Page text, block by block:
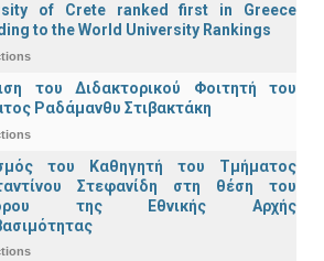
of Crete ranked first in Greece
to the World University Rankings
του Διδακτορικού Φοιτητή του
Ραδάμανθυ Στιβακτάκη
του Καθηγητή του Τμήματος
Στεφανίδη στη θέση του
της Εθνικής Αρχής